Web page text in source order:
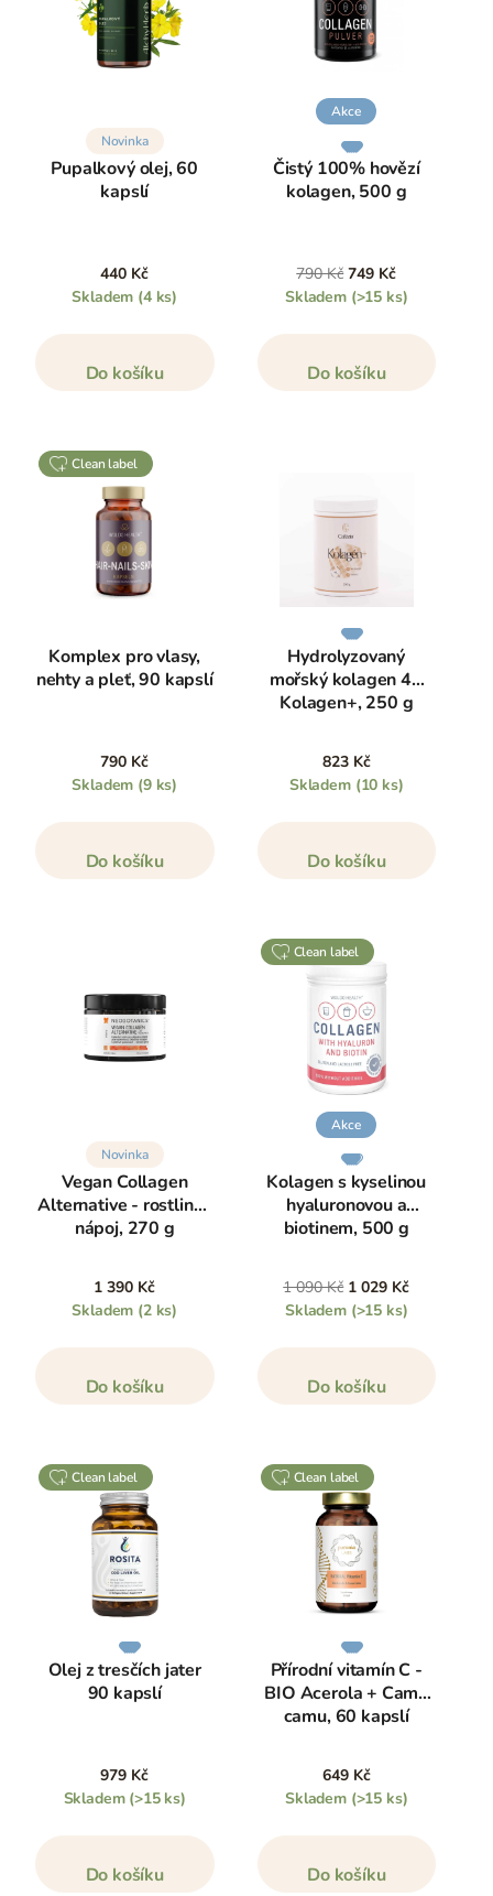
Novinka
Pupalkový olej, 60
kapslí
440 Kč
Skladem (4 ks)
Do košíku
Akce
Čistý 100% hovězí
kolagen, 500 g
790 Kč 749 Kč
Skladem (>15 ks)
Do košíku
clean label
Komplex pro vlasy,
nehty a pleť, 90 kapslí
790 Kč
Skladem (9 ks)
Do košíku
Hydrolyzovaný
mořský kolagen 4K
Kolagen+, 250 g
823 Kč
Skladem (10 ks)
Do košíku
Novinka
Vegan Collagen
Alternative - rostlinný
nápoj, 270 g
1 390 Kč
Skladem (2 ks)
Do košíku
clean label
Akce
Kolagen s kyselinou
hyaluronovou a
biotinem, 500 g
1 090 Kč 1 029 Kč
Skladem (>15 ks)
Do košíku
clean label
Olej z tresčích jater
90 kapslí
979 Kč
Skladem (>15 ks)
Do košíku
clean label
Přírodní vitamín C -
BIO Acerola + Camu
camu, 60 kapslí
649 Kč
Skladem (>15 ks)
Do košíku